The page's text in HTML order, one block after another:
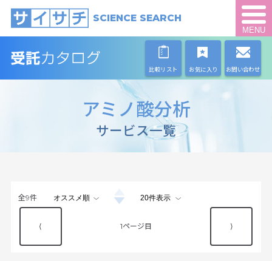
SCIENCE SEARCH
MENU
比較リスト お気に入り お問い合わせ
アミノ酸分析
サービス一覧
全9件
⟨ 1 ⟩